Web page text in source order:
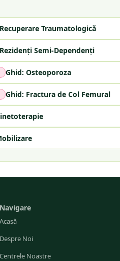
Recuperare Traumatologică
Rezidenți Semi-Dependenți
Ghid: Osteoporoza
Ghid: Fractura de Col Femural
Navigare
Acasă
Despre Noi
Centrele Noastre